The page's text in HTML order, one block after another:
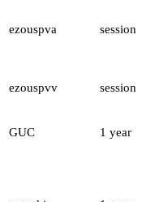
ezouspva session
ezouspvv session
GUC
1 year